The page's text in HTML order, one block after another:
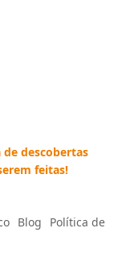
descobertas
feitas!
Blog
Política de